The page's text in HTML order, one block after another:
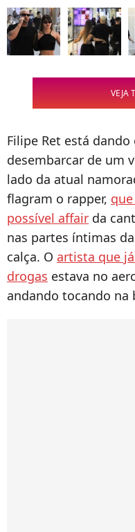
VEJA
Filipe Ret está
desembarcar de um
lado da atual
flagram o rapper,
possível affair da
nas partes íntimas
calça. O artista que
drogas estava no
andando tocando na